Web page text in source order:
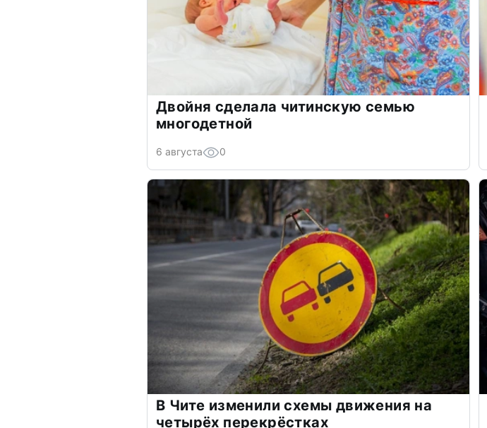
Двойня сделала читинскую семью
многодетной
6 августа 0
В Чите изменили схемы движения на
четырёх перекрёстках